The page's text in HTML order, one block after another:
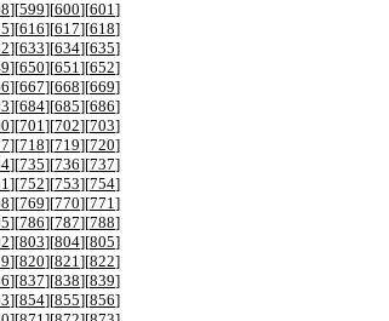
][599][600][601 ]
][616][617][618]
][633][634][635]
][650][651 ][652]
][667][668][669]
][684][685][686]
][701 ][702][703]
][718][719][720]
][735][736][737]
][752][753][754]
][769][770][771 ]
][786][787][788]
][803][804][805]
][820][821 ][822]
][837][838][839]
][854][855][856]